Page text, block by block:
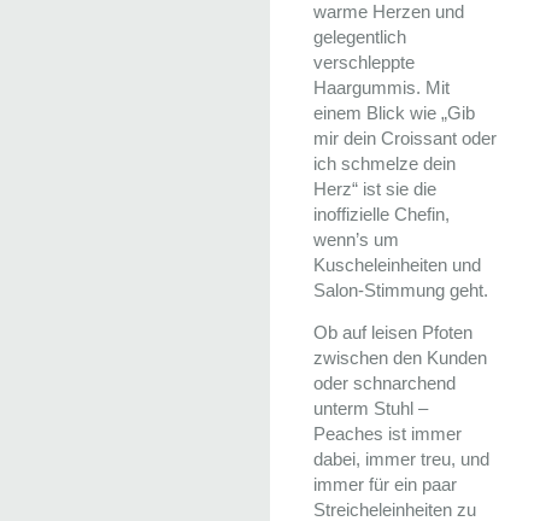
warme Herzen und
gelegentlich
verschleppte
Haargummis. Mit
einem Blick wie „Gib
mir dein Croissant oder
ich schmelze dein
Herz“ ist sie die
inoffizielle Chefin,
wenn’s um
Kuscheleinheiten und
Salon-Stimmung geht.
Ob auf leisen Pfoten
zwischen den Kunden
oder schnarchend
unterm Stuhl –
Peaches ist immer
dabei, immer treu, und
immer für ein paar
Streicheleinheiten zu